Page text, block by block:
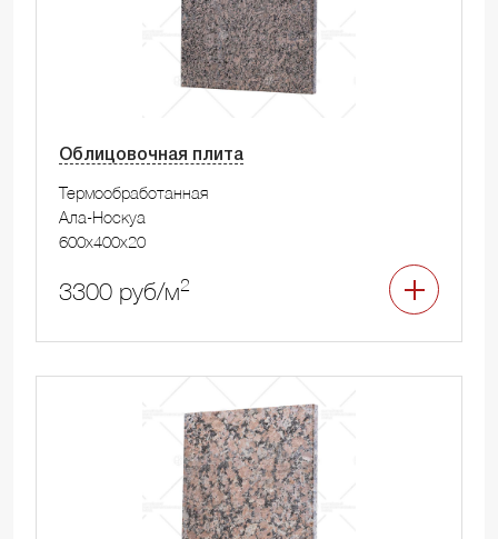
Облицовочная плита
Термообработанная
Ала-Носкуа
600x400x20
3300 руб/м2